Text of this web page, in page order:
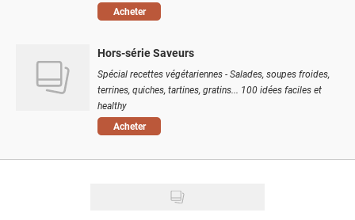
Acheter
Hors-série Saveurs
Spécial recettes végétariennes - Salades, soupes froides,
terrines, quiches, tartines, gratins... 100 idées faciles et
healthy
Acheter